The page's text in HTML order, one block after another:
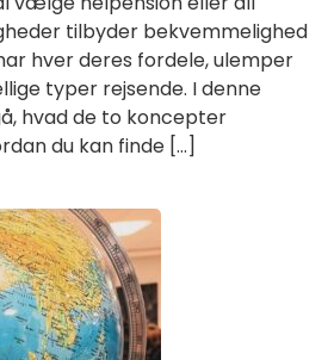
tilbyder bekvemmelighed
hver deres fordele, ulemper
typer rejsende. I denne
hvad de to koncepter
du kan finde […]